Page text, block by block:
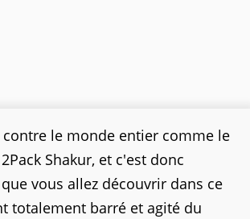
contre le monde entier comme le
Shakur, et c'est donc
vous allez découvrir dans ce
totalement barré et agité du